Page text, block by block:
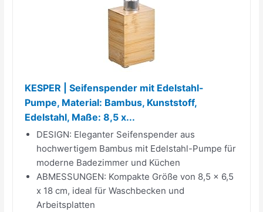
KESPER | Seifenspender mit Edelstahl-
Pumpe, Material: Bambus, Kunststoff,
Edelstahl, Maße: 8,5 x...
DESIGN: Eleganter Seifenspender aus
hochwertigem Bambus mit Edelstahl-Pumpe für
moderne Badezimmer und Küchen
ABMESSUNGEN: Kompakte Größe von 8,5 x 6,5
x 18 cm, ideal für Waschbecken und
Arbeitsplatten